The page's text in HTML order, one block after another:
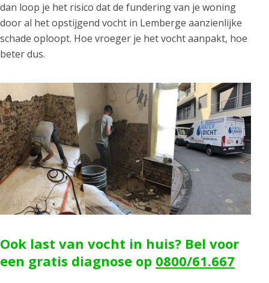
dan loop je het risico dat de fundering van je woning
door al het opstijgend vocht in Lemberge aanzienlijke
schade oploopt. Hoe vroeger je het vocht aanpakt, hoe
beter dus.
Ook last van vocht in huis? Bel voor
een gratis diagnose op 0800/61.667